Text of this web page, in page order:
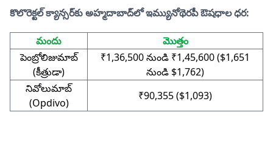
కొలొరెక్టల్ క్యాన్సర్‌కు అహ్మదాబాద్‌లో ఇమ్యునోథెరపీ ఔషధాల ధర:
మందు
మొత్తం
పెంబ్రోలిజుమాబ్
(కీత్రుడా)
₹1,36,500 నుండి ₹1,45,600 ($1,651
నుండి $1,762)
నివోలుమాబ్
(Opdivo)
₹90,355 ($1,093)